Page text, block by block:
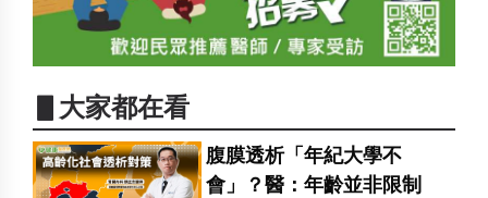
▋大家都在看
腹膜透析「年紀大學不
會」？醫：年齡並非限制